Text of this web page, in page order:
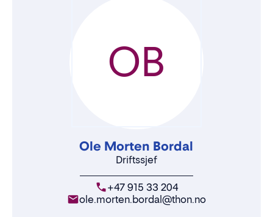
Ole Morten Bordal
Driftssjef
+47 915 33 204
ole.morten.bordal@thon.no
OB